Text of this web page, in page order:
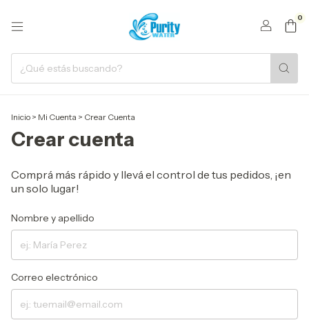
0
Inicio > Mi Cuenta > Crear Cuenta
Crear cuenta
Comprá más rápido y llevá el control de tus pedidos, ¡en
un solo lugar!
Nombre y apellido
Correo electrónico